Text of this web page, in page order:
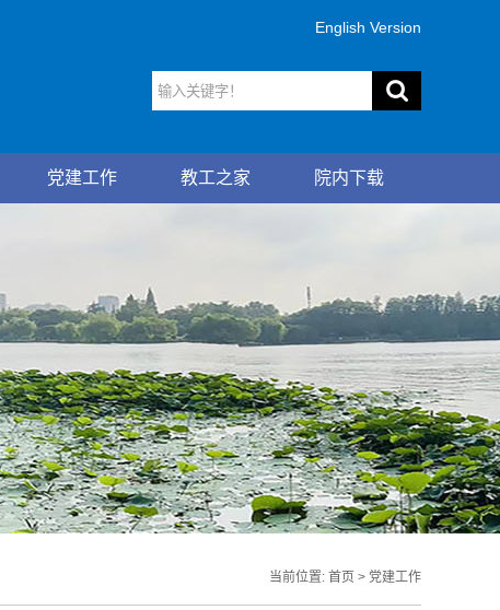
English Version
党建工作 教工之家 院内下载
当前位置: 首页 > 党建工作